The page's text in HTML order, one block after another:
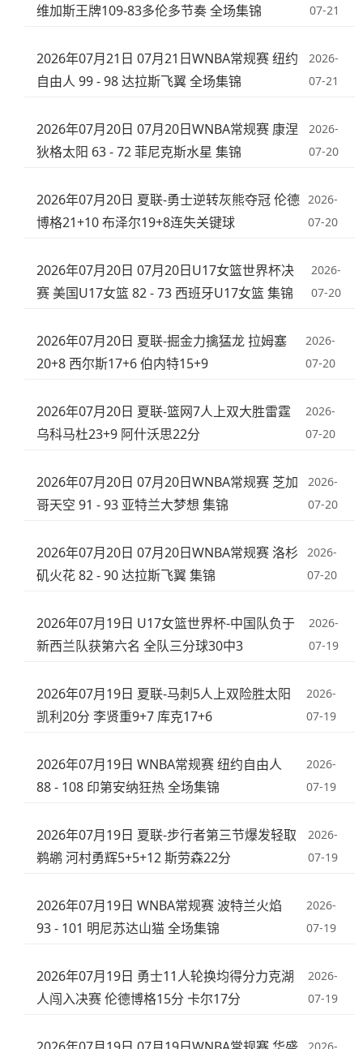
维加斯王牌109-83多伦多节奏 全场集锦
07-21
2026年07月21日 07月21日WNBA常规赛 纽约
自由人 99 - 98 达拉斯飞翼 全场集锦
2026-
07-21
2026年07月20日 07月20日WNBA常规赛 康涅
狄格太阳 63 - 72 菲尼克斯水星 集锦
2026-
07-20
2026年07月20日 夏联-勇士逆转灰熊夺冠 伦德
博格21+10 布泽尔19+8连失关键球
2026-
07-20
2026年07月20日 07月20日U17女篮世界杯决
赛 美国U17女篮 82 - 73 西班牙U17女篮 集锦
2026-
07-20
2026年07月20日 夏联-掘金力擒猛龙 拉姆塞
20+8 西尔斯17+6 伯内特15+9
2026-
07-20
2026年07月20日 夏联-篮网7人上双大胜雷霆
乌科马杜23+9 阿什沃思22分
2026-
07-20
2026年07月20日 07月20日WNBA常规赛 芝加
哥天空 91 - 93 亚特兰大梦想 集锦
2026-
07-20
2026年07月20日 07月20日WNBA常规赛 洛杉
矶火花 82 - 90 达拉斯飞翼 集锦
2026-
07-20
2026年07月19日 U17女篮世界杯-中国队负于
新西兰队获第六名 全队三分球30中3
2026-
07-19
2026年07月19日 夏联-马刺5人上双险胜太阳
凯利20分 李贤重9+7 库克17+6
2026-
07-19
2026年07月19日 WNBA常规赛 纽约自由人
88 - 108 印第安纳狂热 全场集锦
2026-
07-19
2026年07月19日 夏联-步行者第三节爆发轻取
鹈鹕 河村勇辉5+5+12 斯劳森22分
2026-
07-19
2026年07月19日 WNBA常规赛 波特兰火焰
93 - 101 明尼苏达山猫 全场集锦
2026-
07-19
2026年07月19日 勇士11人轮换均得分力克湖
人闯入决赛 伦德博格15分 卡尔17分
2026-
07-19